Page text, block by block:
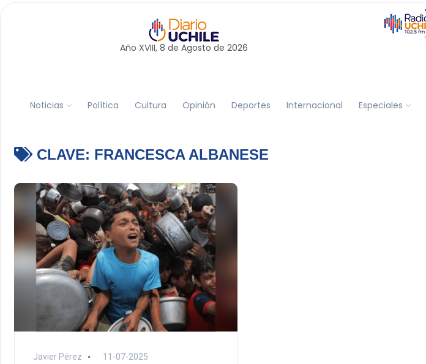
Año XVIII, 8 de Agosto de 2026
Noticias Política Cultura Opinión Deportes Internacional Especiales
CLAVE: FRANCESCA ALBANESE
Javier Pérez 11-07-2025